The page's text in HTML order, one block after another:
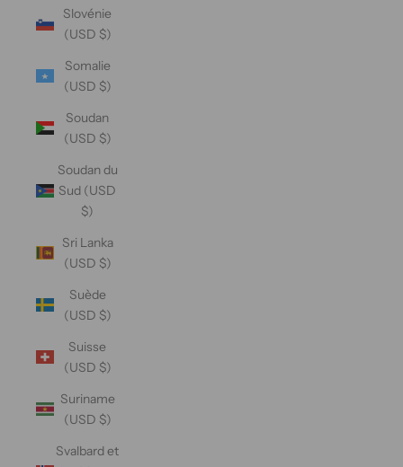
Slovénie
(USD $)
Somalie
(USD $)
Soudan
(USD $)
Soudan du
Sud (USD
$)
Sri Lanka
(USD $)
Suède
(USD $)
Suisse
(USD $)
Suriname
(USD $)
Svalbard et